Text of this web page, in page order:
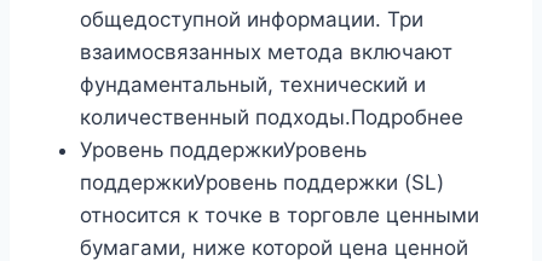
общедоступной информации. Три
взаимосвязанных метода включают
фундаментальный, технический и
количественный подходы.Подробнее
Уровень поддержкиУровень
поддержкиУровень поддержки (SL)
относится к точке в торговле ценными
бумагами, ниже которой цена ценной